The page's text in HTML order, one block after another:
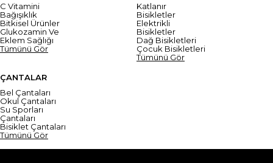
C Vitamini
Bağışıklık
Bitkisel Ürünler
Glukozamin Ve
Eklem Sağlığı
Tümünü Gör
Katlanır
Bisikletler
Elektrikli
Bisikletler
Dağ Bisikletleri
Çocuk Bisikletleri
Tümünü Gör
ÇANTALAR
Bel Çantaları
Okul Çantaları
Su Sporları
Çantaları
Bisiklet Çantaları
Tümünü Gör